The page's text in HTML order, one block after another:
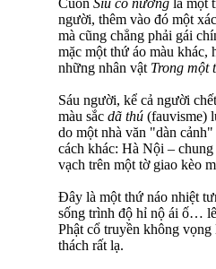
Cuốn Siu cô nương là một
người, thêm vào đó một
mà cũng chẳng phải gái
mặc một thứ áo màu khác,
những nhân vật Trong một
Sáu người, kể cả người
màu sắc dã thú (fauvisme)
do một nhà văn "dàn cảnh"
cách khác: Hà Nội –
vạch trên một tờ giao kèo
Đây là một thứ náo nhiệt
sống trình độ hỉ nộ ái ố…
Phật cổ truyền không
thách rất lạ.